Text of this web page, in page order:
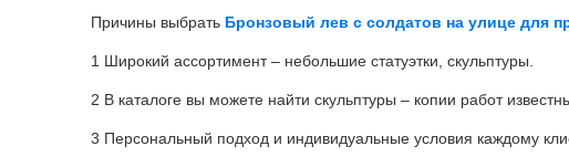
Причины выбрать Бронзовый лев с солдатов на улице для
1 Широкий ассортимент – небольшие статуэтки, скульптуры.
2 В каталоге вы можете найти скульптуры – копии работ
3 Персональный подход и индивидуальные условия каждому